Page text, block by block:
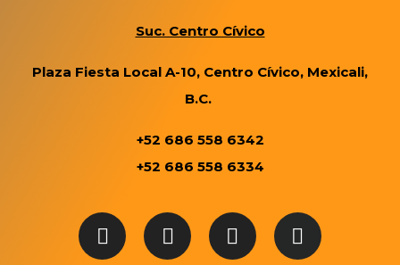
Suc. Centro Cívico
Plaza Fiesta Local A-10, Centro Cívico, Mexicali,
B.C.
+52 686 558 6342
+52 686 558 6334